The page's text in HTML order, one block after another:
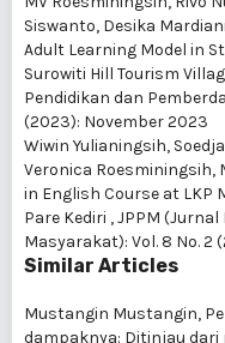
Siswanto, Desika
Adult Learning Model in
Surowiti Hill Tourism
Pendidikan dan
(2023): November 2023
Wiwin Yulianingsih,
Veronica Roesminingsih,
in English Course at
Pare Kediri ,JPPM
Masyarakat): Vol. 8 No. 2
Similar Articles
Mustangin Mustangin,
dampaknya: Ditinjau